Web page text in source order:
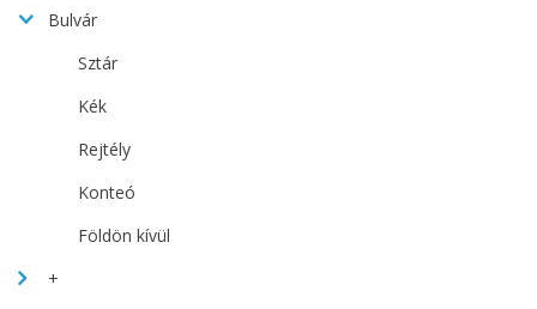
Bulvár
Sztár
Kék
Rejtély
Konteó
Földön kívül
+